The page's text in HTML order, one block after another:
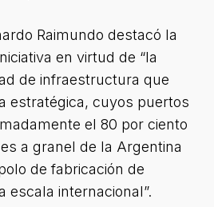
Raimundo destacó la
en virtud de “la
de infraestructura que
estratégica, cuyos puertos
el 80 por ciento
a granel de la Argentina
de fabricación de
escala internacional”.